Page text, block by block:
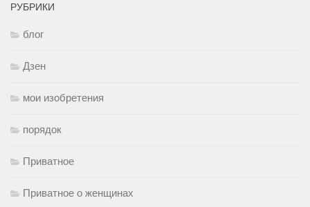
РУБРИКИ
блог
Дзен
мои изобретения
порядок
Приватное
Приватное о женщинах